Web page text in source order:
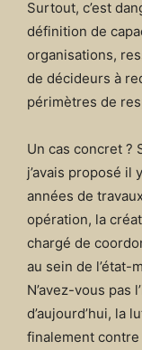
Surtout, c’est
définition de
organisations,
de décideurs à
périmètres de
Un cas concret ?
j’avais proposé il
années de
opération, la
chargé de
au sein de l’état-
N’avez-vous pas
d’aujourd’hui, la
finalement